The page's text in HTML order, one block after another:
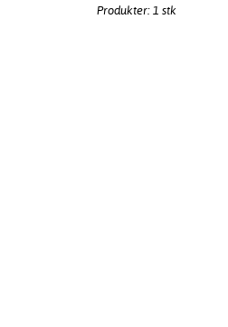
Produkter: 1 stk